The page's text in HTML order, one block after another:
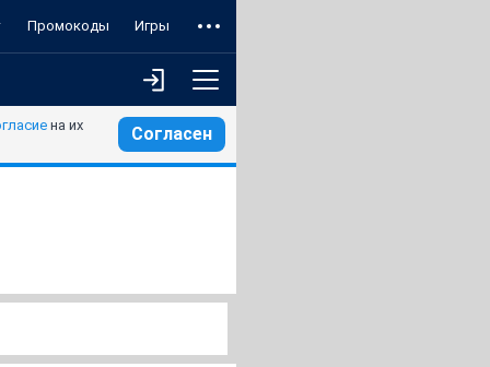
Промокоды Игры
на их Согласен